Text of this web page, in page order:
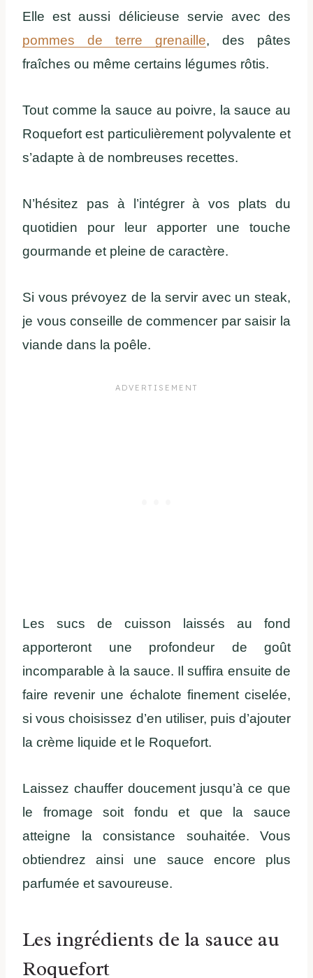
Elle est aussi délicieuse servie avec des
pommes de terre grenaille, des pâtes
fraîches ou même certains légumes rôtis.
Tout comme la sauce au poivre, la sauce au
Roquefort est particulièrement polyvalente et
s’adapte à de nombreuses recettes.
N’hésitez pas à l’intégrer à vos plats du
quotidien pour leur apporter une touche
gourmande et pleine de caractère.
Si vous prévoyez de la servir avec un steak,
je vous conseille de commencer par saisir la
viande dans la poêle.
Les sucs de cuisson laissés au fond
apporteront une profondeur de goût
incomparable à la sauce. Il suffira ensuite de
faire revenir une échalote finement ciselée,
si vous choisissez d’en utiliser, puis d’ajouter
la crème liquide et le Roquefort.
Laissez chauffer doucement jusqu’à ce que
le fromage soit fondu et que la sauce
atteigne la consistance souhaitée. Vous
obtiendrez ainsi une sauce encore plus
parfumée et savoureuse.
Les ingrédients de la sauce au
Roquefort